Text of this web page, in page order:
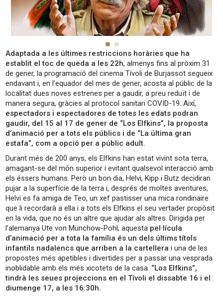
Adaptada a les últimes restriccions horàries que ha
establit el toc de queda a les 22h, almenys fins al pròxim 31
de gener, la programació del cinema Tívoli de Burjassot segueix
endavant i, en l’equador del mes de gener, acosta al públic de la
localitat dues noves estrenes per a gaudir, a preu reduït i de
manera segura, gràcies al protocol sanitari COVID-19. Així,
espectadors i espectadores de totes les edats podran
gaudir, del 15 al 17 de gener de “Los Elfkins”, la proposta
d’animació per a tots els públics i de “La última gran
estafa”, com a opció per a públic adult.
Durant més de 200 anys, els Elfkins han estat vivint sota terra,
amagant-se del món superior i evitant qualsevol interacció amb
els éssers humans. Però un bon dia, Helvi, Kipp i Butz decidiran
pujar a la superfície de la terra i, després de moltes aventures,
Helvi es fa amiga de Teo, un xef pastisser una mica rondinaire
que li recordarà a ella i a tots els Elfkins el seu vertader propòsit
en la vida, que no és un altre que ajudar als altres. Dirigida per
l’alemanya Ute von Münchow-Pohl, aquesta pel·lícula
d’animació per a tota la família és un dels últims títols
infantils nadalencs que arriben a la cartellera i una de les
propostes més apetibles i divertides per a passar una vesprada
inoblidable amb els més xicotets de la casa. “Los Elfkins”,
tindrà les seues projeccions en el Tívoli el dissabte 16 i el
diumenge 17, a les 16:30h.